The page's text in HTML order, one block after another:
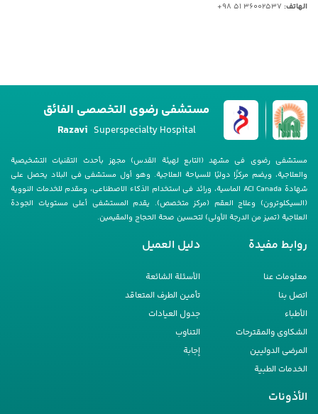
الهاتف:
مستشفى رضوي التخصصي الفائق
Razavi Superspecialty Hospital
مستشفى رضوی فی مشهد (التابع لهیئة القدس) مجهز بأحدث التقنیات التشخیصیة
والعلاجیة، ویضم مرکزًا دولیًا للسیاحة العلاجیة. وهو أول مستشفى فی البلاد یحصل على
شهادة ACI Canada الماسیة، ورائد فی استخدام الذکاء الاصطناعی، ومقدم للخدمات النوویة
(السیکلوترون) وعلاج العقم (مرکز متخصص). یقدم المستشفى أعلى مستویات الجودة
العلاجیة (تمیز من الدرجة الأولى) لتحسین صحة الحجاج والمقیمین.
روابط مفيدة
معلومات عنا
اتصل بنا
الأطباء
الشکاوى والمقترحات
المرضى الدولیین
الخدمات الطبیة
دليل العمیل
الأسئلة الشائعة
تأمین الطرف المتعاقد
جدول العیادات
التناوب
إجابة
الأذونات